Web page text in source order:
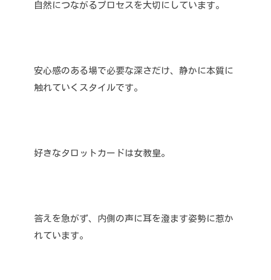
自然につながるプロセスを大切にしています。
安心感のある場で必要な深さだけ、静かに本質に
触れていくスタイルです。
好きなタロットカードは女教皇。
答えを急がず、内側の声に耳を澄ます姿勢に惹か
れています。